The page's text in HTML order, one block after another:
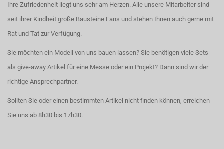
Ihre Zufriedenheit liegt uns sehr am Herzen. Alle unsere Mitarbeiter sind
seit ihrer Kindheit große Bausteine Fans und stehen Ihnen auch gerne mit
Rat und Tat zur Verfügung.
Sie möchten ein Modell von uns bauen lassen? Sie benötigen viele Sets
als give-away Artikel für eine Messe oder ein Projekt? Dann sind wir der
richtige Ansprechpartner.
Sollten Sie oder einen bestimmten Artikel nicht finden können, erreichen
Sie uns ab 8h30 bis 17h30.